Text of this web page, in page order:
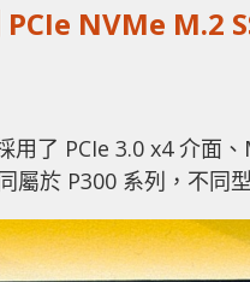
NVMe M.2
了 PCIe 3.0 x4 介面
屬於 P300 系列，不同